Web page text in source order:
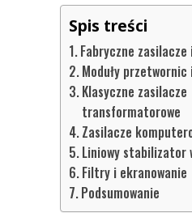
Spis treści
Fabryczne zasilacze
Moduły przetwornic
Klasyczne zasilacze
transformatorowe
Zasilacze
Liniowy stabilizator
Filtry i ekranowanie
Podsumowanie